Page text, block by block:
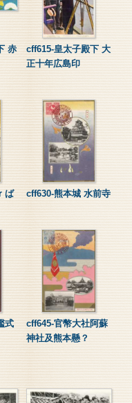
赤
cff615-皇太子殿下 大
正十年広島印
ば
cff630-熊本城 水前寺
式
cff645-官幣大社阿蘇
神社及熊本懸？